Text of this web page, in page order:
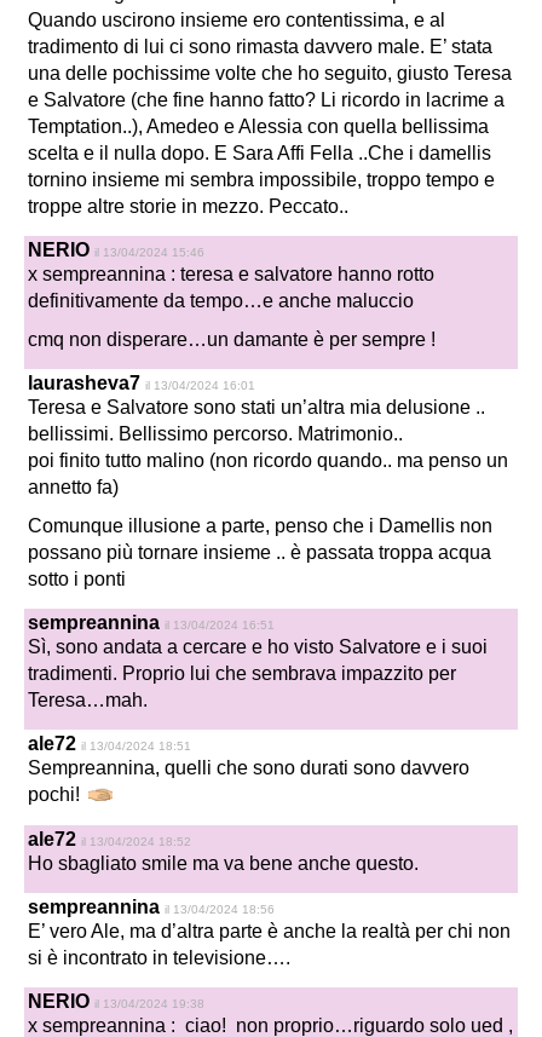
Quando uscirono insieme ero contentissima, e al
tradimento di lui ci sono rimasta davvero male. E’ stata
una delle pochissime volte che ho seguito, giusto Teresa
e Salvatore (che fine hanno fatto? Li ricordo in lacrime a
Temptation..), Amedeo e Alessia con quella bellissima
scelta e il nulla dopo. E Sara Affi Fella ..Che i damellis
tornino insieme mi sembra impossibile, troppo tempo e
troppe altre storie in mezzo. Peccato..
NERIO il 13/04/2024 15:46
x sempreannina : teresa e salvatore hanno rotto
definitivamente da tempo…e anche maluccio
cmq non disperare…un damante è per sempre !
laurasheva7 il 13/04/2024 16:01
Teresa e Salvatore sono stati un’altra mia delusione ..
bellissimi. Bellissimo percorso. Matrimonio..
poi finito tutto malino (non ricordo quando.. ma penso un
annetto fa)
Comunque illusione a parte, penso che i Damellis non
possano più tornare insieme .. è passata troppa acqua
sotto i ponti
sempreannina il 13/04/2024 16:51
Sì, sono andata a cercare e ho visto Salvatore e i suoi
tradimenti. Proprio lui che sembrava impazzito per
Teresa…mah.
ale72 il 13/04/2024 18:51
Sempreannina, quelli che sono durati sono davvero
pochi!
ale72 il 13/04/2024 18:52
Ho sbagliato smile ma va bene anche questo.
sempreannina il 13/04/2024 18:56
E’ vero Ale, ma d’altra parte è anche la realtà per chi non
si è incontrato in televisione….
NERIO il 13/04/2024 19:38
x sempreannina : ciao! non proprio…riguardo solo ued ,